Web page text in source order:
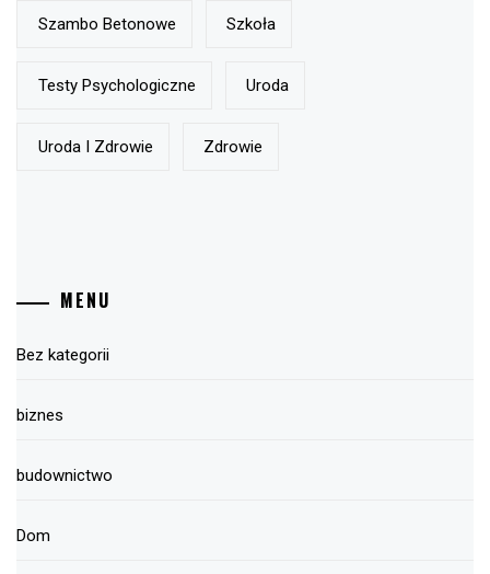
Szambo Betonowe Szkoła
Testy Psychologiczne Uroda
Uroda I Zdrowie Zdrowie
MENU
Bez kategorii
biznes
budownictwo
Dom